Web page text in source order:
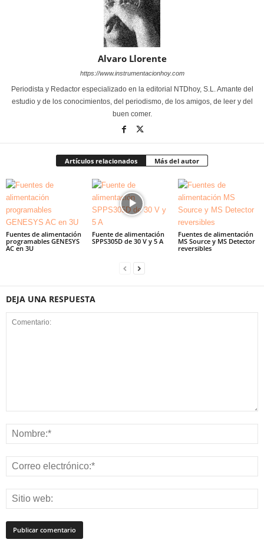
Alvaro Llorente
https://www.instrumentacionhoy.com
Periodista y Redactor especializado en la editorial NTDhoy, S.L. Amante del
estudio y de los conocimientos, del periodismo, de los amigos, de leer y del
buen comer.
Artículos relacionados Más del autor
Fuentes de alimentación
programables GENESYS
AC en 3U
Fuente de alimentación
SPPS305D de 30 V y 5 A
Fuentes de alimentación
MS Source y MS Detector
reversibles
DEJA UNA RESPUESTA